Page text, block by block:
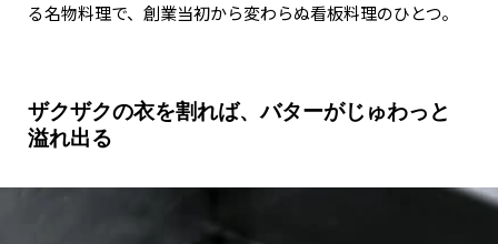
る名物料理で、創業当初から変わらぬ看板料理のひとつ。
ザクザクの衣を割れば、バターがじゅわっと
溢れ出る